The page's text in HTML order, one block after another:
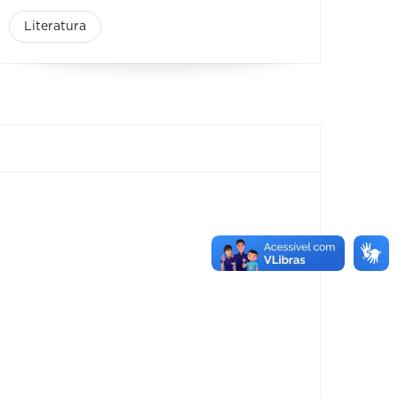
Literatura